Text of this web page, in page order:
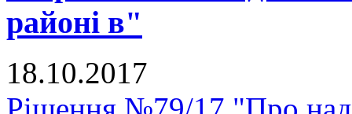
районі в"
18.10.2017